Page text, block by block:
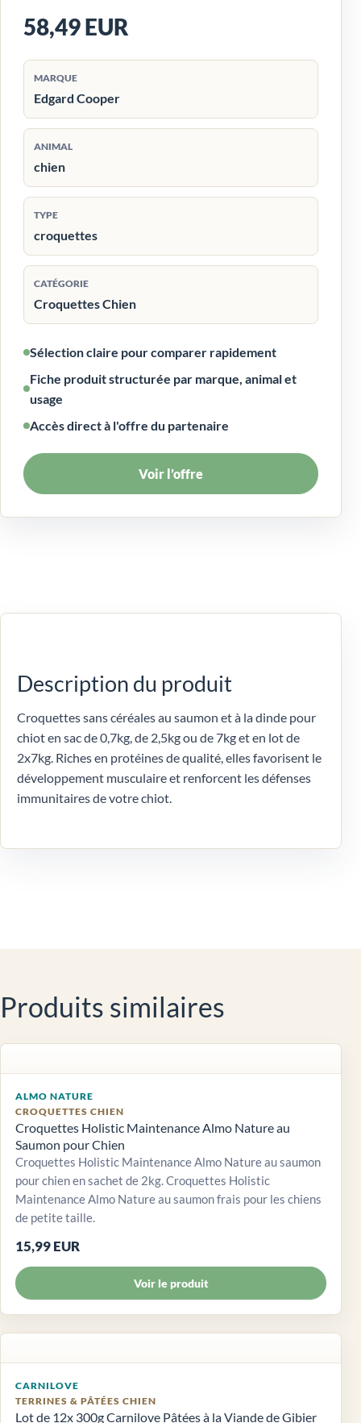
58,49 EUR
MARQUE
Edgard Cooper
ANIMAL
chien
TYPE
croquettes
CATÉGORIE
Croquettes Chien
Sélection claire pour comparer rapidement
Fiche produit structurée par marque, animal et
usage
Accès direct à l'offre du partenaire
Voir l’offre
Description du produit
Croquettes sans céréales au saumon et à la dinde pour
chiot en sac de 0,7kg, de 2,5kg ou de 7kg et en lot de
2x7kg. Riches en protéines de qualité, elles favorisent le
développement musculaire et renforcent les défenses
immunitaires de votre chiot.
Produits similaires
ALMO NATURE
CROQUETTES CHIEN
Croquettes Holistic Maintenance Almo Nature au
Saumon pour Chien
Croquettes Holistic Maintenance Almo Nature au saumon
pour chien en sachet de 2kg. Croquettes Holistic
Maintenance Almo Nature au saumon frais pour les chiens
de petite taille.
15,99 EUR
Voir le produit
CARNILOVE
TERRINES & PÂTÉES CHIEN
Lot de 12x 300g Carnilove Pâtées à la Viande de Gibier